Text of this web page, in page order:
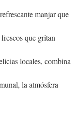
manjar que
que gritan
locales, combina
la atmósfera